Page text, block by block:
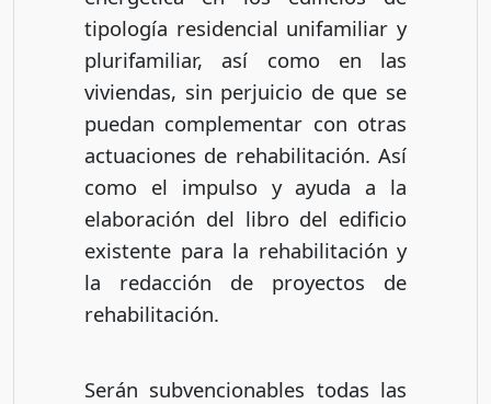
tipología residencial unifamiliar y
plurifamiliar, así como en las
viviendas, sin perjuicio de que se
puedan complementar con otras
actuaciones de rehabilitación. Así
como el impulso y ayuda a la
elaboración del libro del edificio
existente para la rehabilitación y
la redacción de proyectos de
rehabilitación.
Serán subvencionables todas las